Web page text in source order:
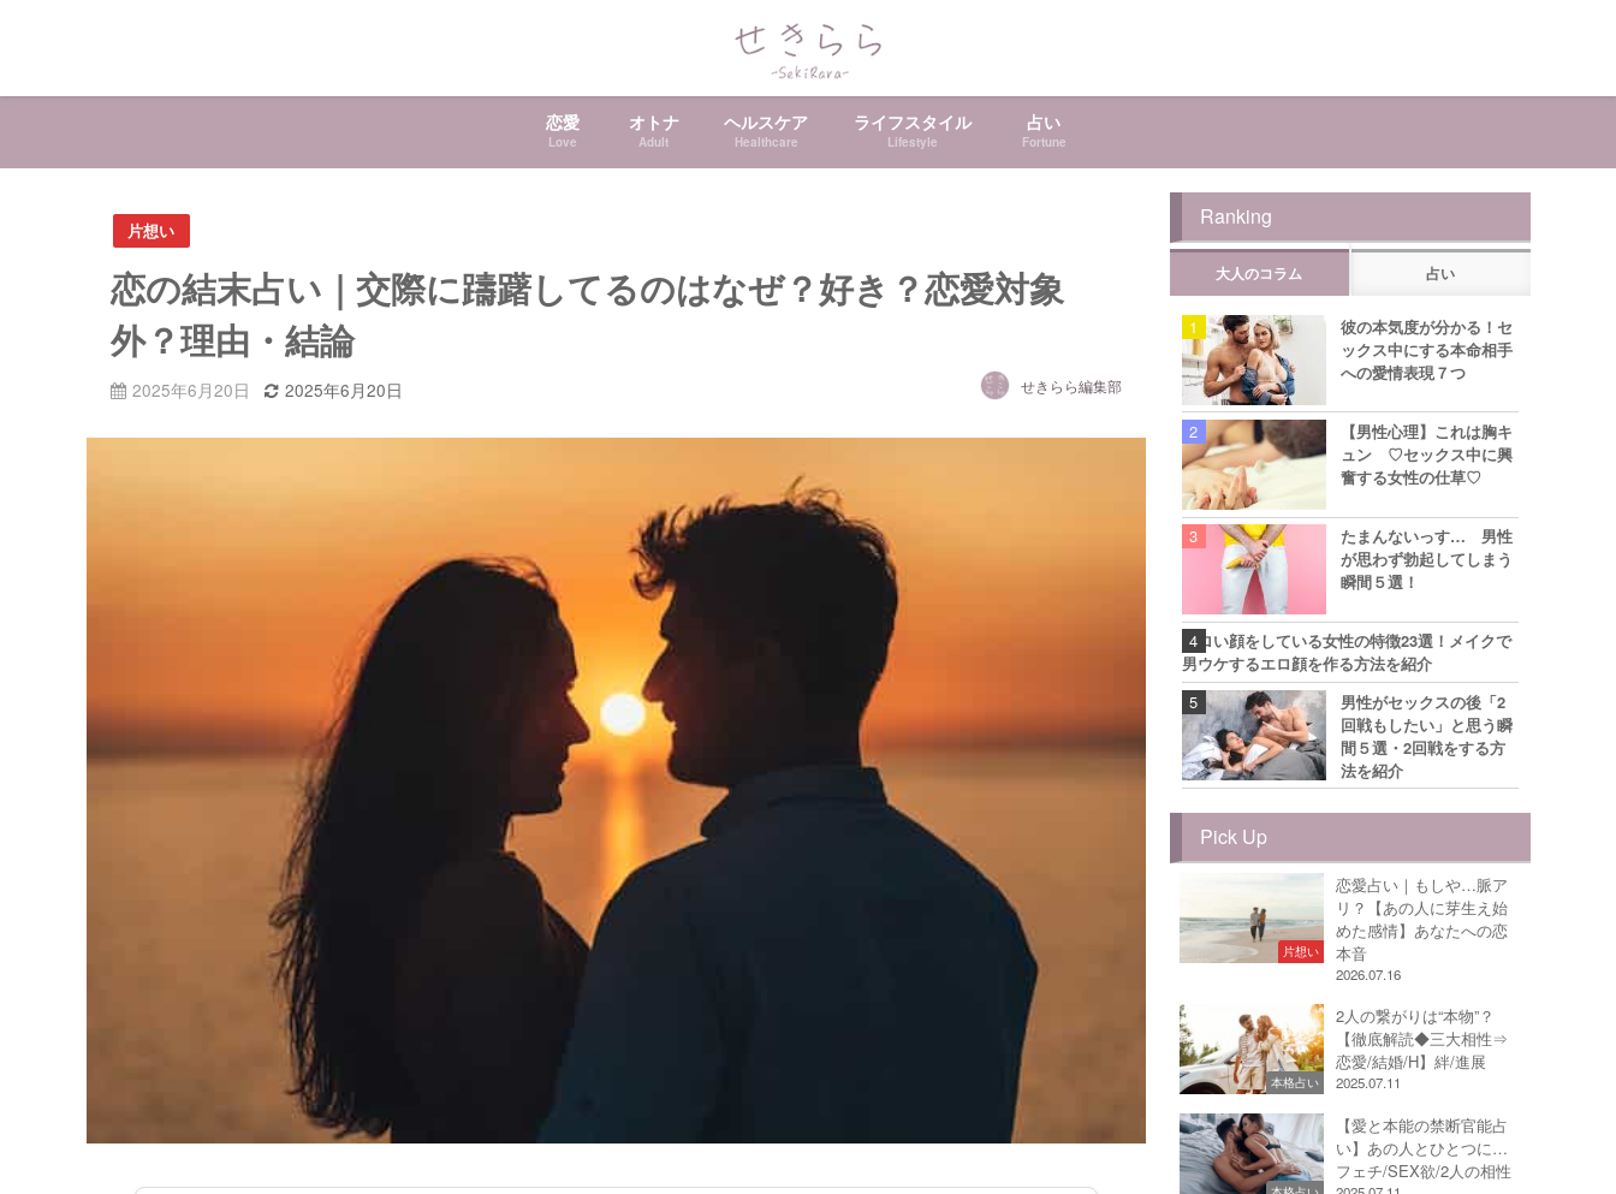
恋愛
Love
オトナ
Adult
ヘルスケア
Healthcare
ライフスタイル
Lifestyle
占い
Fortune
片想い
恋の結末占い｜交際に躊躇してるのはなぜ？好き？恋愛対象
外？理由・結論
2025年6月20日 2025年6月20日 せきらら編集部
Ranking
大人のコラム 占い
彼の本気度が分かる！セ
ックス中にする本命相手
への愛情表現７つ
【男性心理】これは胸キ
ュン ♡セックス中に興
奮する女性の仕草♡
たまんないっす… 男性
が思わず勃起してしまう
瞬間５選！
エロい顔をしている女性の特徴23選！メイクで
男ウケするエロ顔を作る方法を紹介
男性がセックスの後「2
回戦もしたい」と思う瞬
間５選・2回戦をする方
法を紹介
Pick Up
片想い
恋愛占い｜もしや…脈ア
リ？【あの人に芽生え始
めた感情】あなたへの恋
本音
2026.07.16
本格占い
2人の繋がりは“本物”？
【徹底解読◆三大相性⇒
恋愛/結婚/H】絆/進展
2025.07.11
【愛と本能の禁断官能占
い】あの人とひとつに…
フェチ/SEX欲/2人の相性